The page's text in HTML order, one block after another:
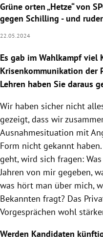
Grüne orten „Hetze“ von
gegen Schilling - und
22.05.2024
Es gab im Wahlkampf viel
Krisenkommunikation der
Lehren haben Sie daraus
Wir haben sicher nicht
gezeigt, dass wir
Ausnahmesituation mit
Form nicht gekannt
geht, wird sich fragen:
Jahren von mir gegeben,
was hört man über mich,
Bekannten fragt? Das
Vorgesprächen wohl
Werden Kandidaten